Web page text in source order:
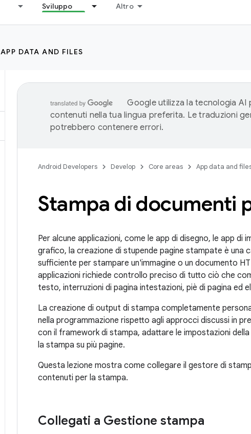
Sviluppo Altro
APP DATA AND FILES
Google utilizza la tecnologia AI
contenuti nella tua lingua preferita. Le traduzioni
potrebbero contenere errori.
Android Developers Develop Core areas App data and
Stampa di documenti
Per alcune applicazioni, come le app di disegno, le app
grafico, la creazione di stupende pagine stampate è
sufficiente per stampare un'immagine o un documento
applicazioni richiede controllo preciso di tutto ciò che
testo, interruzioni di pagina intestazioni, piè di pagina ed
La creazione di output di stampa completamente
nella programmazione rispetto agli approcci discussi in
con il framework di stampa, adattare le impostazioni
la stampa su più pagine.
Questa lezione mostra come collegare il gestore di
contenuti per la stampa.
Collegati a Gestione stampa